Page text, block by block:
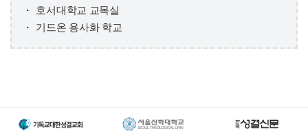
호서대학교 교목실
기드온 용사화 학교